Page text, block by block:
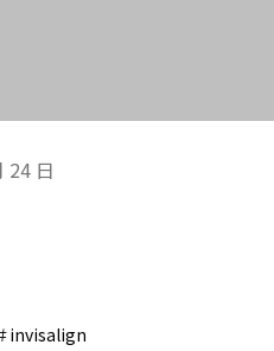
24 日
invisalign